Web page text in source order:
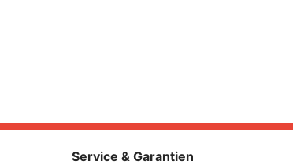
Service & Garantien